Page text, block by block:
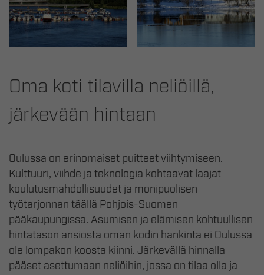
Oma koti tilavilla neliöillä,
järkevään hintaan
Oulussa on erinomaiset puitteet viihtymiseen.
Kulttuuri, viihde ja teknologia kohtaavat laajat
koulutusmahdollisuudet ja monipuolisen
työtarjonnan täällä Pohjois-Suomen
pääkaupungissa. Asumisen ja elämisen kohtuullisen
hintatason ansiosta oman kodin hankinta ei Oulussa
ole lompakon koosta kiinni. Järkevällä hinnalla
pääset asettumaan neliöihin, jossa on tilaa olla ja